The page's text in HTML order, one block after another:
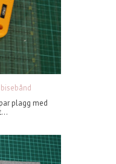
plagg med